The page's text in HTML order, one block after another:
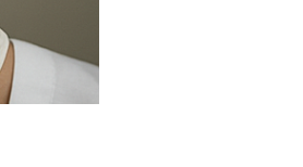
SERVICIOS DE AMBULANCIAS